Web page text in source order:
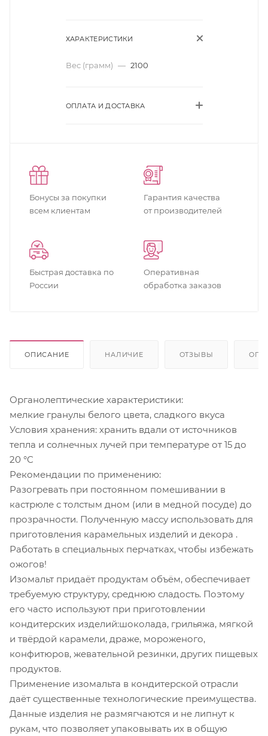
ХАРАКТЕРИСТИКИ
Вес (грамм) — 2100
ОПЛАТА И ДОСТАВКА
Бонусы за покупки
всем клиентам
Гарантия качества
от производителей
Быстрая доставка по
России
Оперативная
обработка заказов
ОПИСАНИЕ НАЛИЧИЕ ОТЗЫВЫ
Органолептические характеристики:
мелкие гранулы белого цвета, сладкого вкуса
Условия хранения: хранить вдали от источников
тепла и солнечных лучей при температуре от 15 до
20 °C
Рекомендации по применению:
Разогревать при постоянном помешивании в
кастрюле с толстым дном (или в медной посуде) до
прозрачности. Полученную массу использовать для
приготовления карамельных изделий и декора .
Работать в специальных перчатках, чтобы избежать
ожогов!
Изомальт придаёт продуктам объём, обеспечивает
требуемую структуру, среднюю сладость. Поэтому
его часто используют при приготовлении
кондитерских изделий:шоколада, грильяжа, мягкой
и твёрдой карамели, драже, мороженого,
конфитюров, жевательной резинки, других пищевых
продуктов.
Применение изомальта в кондитерской отрасли
даёт существенные технологические преимущества.
Данные изделия не размягчаются и не липнут к
рукам, что позволяет упаковывать их в общую